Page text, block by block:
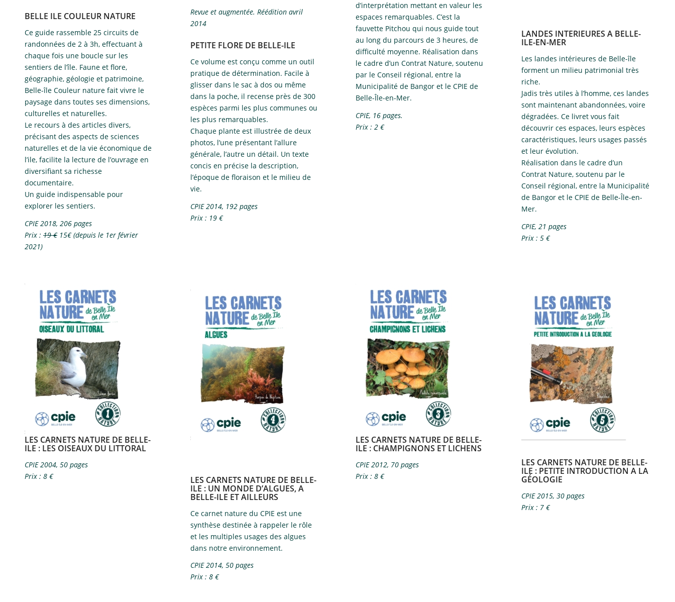
BELLE ILE COULEUR NATURE
​Ce guide rassemble 25 circuits de
randonnées de 2 à 3h, effectuant à
chaque fois une boucle sur les
sentiers de l’île. Faune et flore,
géographie, géologie et patrimoine,
Belle-île Couleur nature fait vivre le
paysage dans toutes ses dimensions,
culturelles et naturelles.
Le recours à des articles divers,
précisant des aspects de sciences
naturelles et de la vie économique de
l’ile, facilite la lecture de l’ouvrage en
diversifiant sa richesse
documentaire.
Un guide indispensable pour
explorer les sentiers.
CPIE 2018, 206 pages
Prix : 19 €15€ (depuis le 1er février
2021)
Revue et augmentée​. Réédition avril
2014
PETITE FLORE DE BELLE-ILE
Ce volume est conçu comme un outil
pratique de détermination. Facile à
glisser dans le sac à dos ou même
dans la poche, il recense près de 300
espèces parmi les plus communes ou
les plus remarquables.
Chaque plante est illustrée de deux
photos, l’une présentant l’allure
générale, l’autre un détail. Un texte
concis en précise la description,
l’époque de floraison et le milieu de
vie.
CPIE 2014, 192 pages
Prix : 19 €
d’interprétation mettant en valeur les
espaces remarquables. ​C’est la
fauvette Pitchou qui nous guide tout
au long du parcours de 3 heures, de
difficulté moyenne. Réalisation dans
le cadre d’un Contrat Nature, soutenu
par le Conseil régional, entre la
Municipalité de Bangor et le CPIE de
Belle-Île-en-Mer.
CPIE, 16 pages.
Prix : 2 €
LANDES INTERIEURES A BELLE-
ILE-EN-MER
Les landes intérieures de Belle-île
forment un milieu patrimonial très
riche.
Jadis très utiles à l’homme, ces landes
sont maintenant abandonnées, voire
dégradées. Ce livret vous fait
découvrir ces espaces, leurs espèces
caractéristiques, leurs usages passés
et leur évolution.
Réalisation dans le cadre d’un
Contrat Nature, soutenu par le
Conseil régional, entre la Municipalité
de Bangor et le CPIE de Belle-Île-en-
Mer.
CPIE, 21 pages
Prix : 5 €
LES CARNETS NATURE DE BELLE-
ILE​ : LES OISEAUX DU LITTORAL
CPIE 2004, 50 pages
Prix : 8 €
LES CARNETS NATURE DE BELLE-
ILE​ : UN MONDE D’ALGUES, A
BELLE-ILE ET AILLEURS
Ce carnet nature du CPIE est une
synthèse destinée à rappeler le rôle
et les multiples usages des algues
dans notre environnement.
CPIE 2014, 50 pages
Prix : 8 €
​LES CARNETS NATURE DE BELLE-
ILE​ : CHAMPIGNONS ET LICHENS
CPIE 2012, 70 pages
Prix : 8 €
LES CARNETS NATURE DE BELLE-
ILE​ : PETITE INTRODUCTION A LA
GÉOLOGIE
CPIE 2015, 30 pages
Prix : 7 €